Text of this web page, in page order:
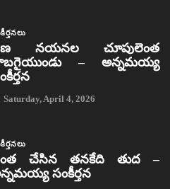
నయనల చూపులెంత
– అన్నమయ్య
Saturday, April 4, 2026
చేసిన తనకేది తుద –
సంకీర్తన